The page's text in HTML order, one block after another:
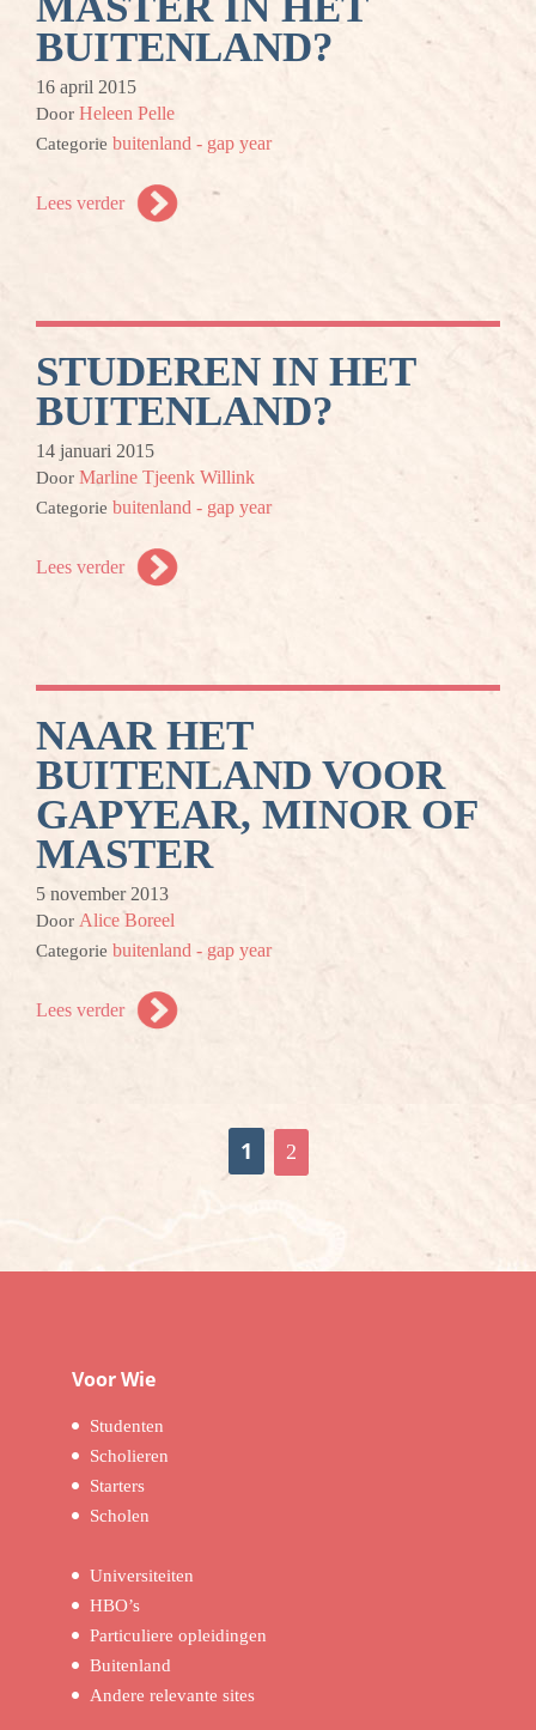
BUITENLAND?
16 april 2015
Door Heleen Pelle
Categorie buitenland - gap year
Lees verder
STUDEREN IN HET
BUITENLAND?
14 januari 2015
Door Marline Tjeenk Willink
Categorie buitenland - gap year
Lees verder
NAAR HET
BUITENLAND VOOR
GAPYEAR, MINOR OF
MASTER
5 november 2013
Door Alice Boreel
Categorie buitenland - gap year
Lees verder
1 2
Voor Wie
Studenten
Scholieren
Starters
Scholen
Universiteiten
HBO’s
Particuliere opleidingen
Buitenland
Andere relevante sites